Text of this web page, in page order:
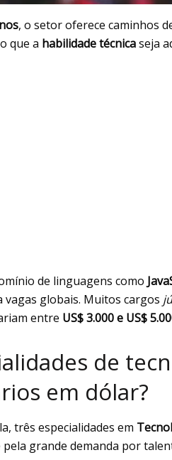
, o setor oferece caminhos
que a habilidade técnicaseja
de linguagens como
globais. Muitos cargos
entre US$ 3.000 e US$
de
em dólar?
três especialidades em
grande demanda por